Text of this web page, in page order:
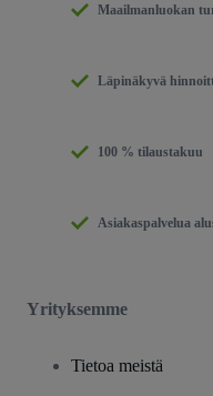
Maailmanluokan
Läpinäkyvä
100 % tilaustakuu
Asiakaspalvelua
Yrityksemme
Tietoa meistä